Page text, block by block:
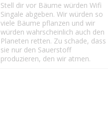
Stell dir vor Bäume würden Wifi
Singale abgeben. Wir würden so
viele Bäume pflanzen und wir
würden wahrscheinlich auch den
Planeten retten. Zu schade, dass
sie nur den Sauerstoff
produzieren, den wir atmen.